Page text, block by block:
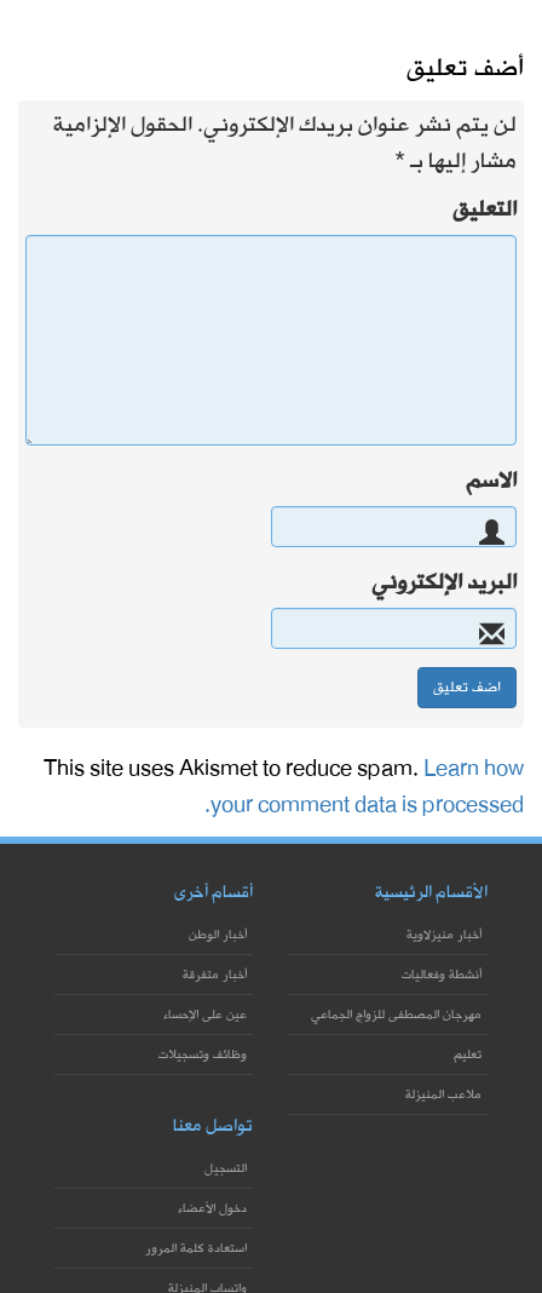
أضف تعليق
لن يتم نشر عنوان بريدك الإلكتروني.الحقول الإلزامية
مشار إليها بـ*
التعليق
الاسم
البريد الإلكتروني
This site uses Akismet to reduce spam.Learn how
your comment data is processed.
الأقسام الرئيسية
أخبار منيزلاوية
أنشطة وفعاليات
مهرجان المصطفى للزواج الجماعي
تعليم
ملاعب المنيزلة
أقسام أخرى
أخبار الوطن
أخبار متفرقة
عين على الإحساء
وظائف وتسجيلات
تواصل معنا
التسجيل
دخول الأعضاء
استعادة كلمة المرور